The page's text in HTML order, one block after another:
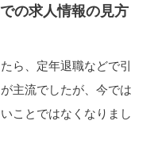
の求人情報の見方
ら、定年退職などで引
主流でしたが、今では
ことではなくなりまし